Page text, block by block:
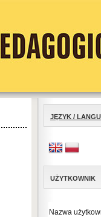
JĘZYK /
UŻYTKOWNIK
Nazwa